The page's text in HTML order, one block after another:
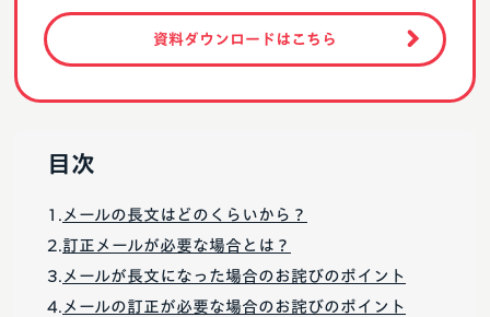
資料ダウンロードはこちら
目次
メールの長文はどのくらいから？
訂正メールが必要な場合とは？
メールが長文になった場合のお詫びのポイント
メールの訂正が必要な場合のお詫びのポイント